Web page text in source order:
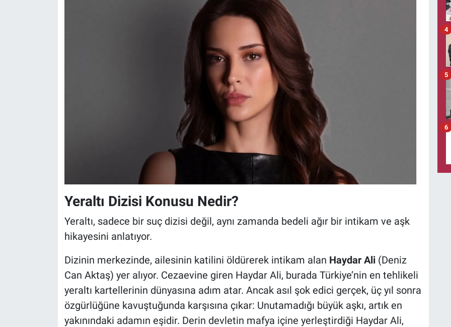
Yeraltı Dizisi Konusu Nedir?
Yeraltı, sadece bir suç dizisi değil, aynı zamanda bedeli ağır bir intikam ve aşk
hikayesini anlatıyor.
Dizinin merkezinde, ailesinin katilini öldürerek intikam alan Haydar Ali(Deniz
Can Aktaş) yer alıyor. Cezaevine giren Haydar Ali, burada Türkiye’nin en tehlikeli
yeraltı kartellerinin dünyasına adım atar. Ancak asıl şok edici gerçek, üç yıl sonra
özgürlüğüne kavuştuğunda karşısına çıkar: Unutamadığı büyük aşkı, artık en
yakınındaki adamın eşidir. Derin devletin mafya içine yerleştirdiği Haydar Ali,
4
5
6